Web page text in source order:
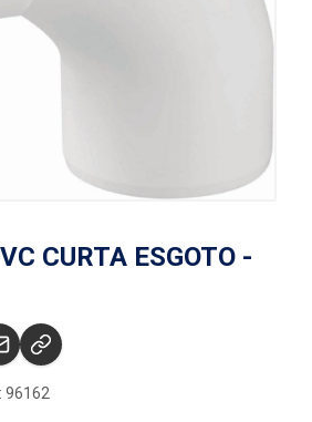
CURTA ESGOTO -
96162